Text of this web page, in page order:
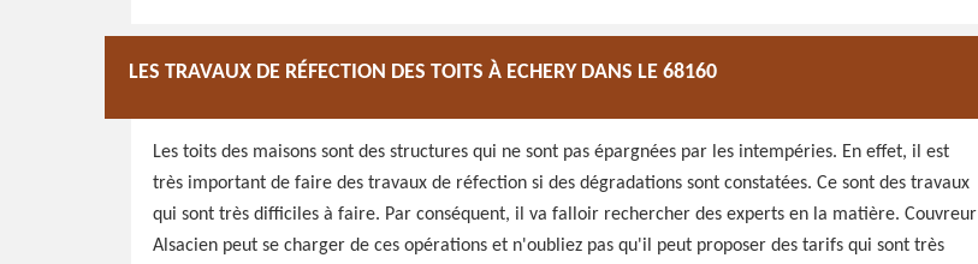
LES TRAVAUX DE RÉFECTION DES TOITS À ECHERY DANS LE 68160
Les toits des maisons sont des structures qui ne sont pas épargnées par les intempéries. En effet, il est
très important de faire des travaux de réfection si des dégradations sont constatées. Ce sont des travaux
qui sont très difficiles à faire. Par conséquent, il va falloir rechercher des experts en la matière. Couvreur
Alsacien peut se charger de ces opérations et n'oubliez pas qu'il peut proposer des tarifs qui sont très